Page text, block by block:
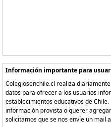
Información importante para
Colegiosenchile.cl realiza
datos para ofrecer a los usuarios
establecimientos educativos de
información provista o querer
solicitamos que se nos envíe un mail